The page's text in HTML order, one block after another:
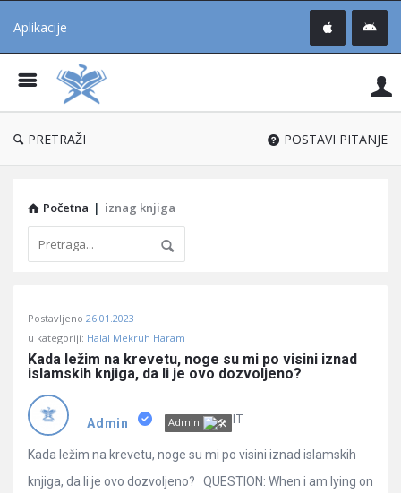
Aplikacije
®
PRETRAŽI POSTAVI PITANJE
Početna | iznag knjiga
Učene
Latest
Pitanja
Postavljeno 26.01.2023
u kategoriji: Halal Mekruh Haram
Kada ležim na krevetu, noge su mi po visini iznad
islamskih knjiga, da li je ovo dozvoljeno?
Admin Admin IT
Kada ležim na krevetu, noge su mi po visini iznad islamskih
knjiga, da li je ovo dozvoljeno? QUESTION: When i am lying on